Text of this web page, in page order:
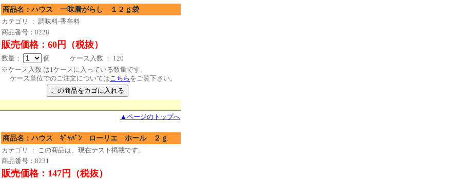
商品名：ハウス 一味唐がらし １２ｇ袋
カテゴリ ： 調味料-香辛料
商品番号：8228
販売価格：60円（税抜）
数量：
個 ケース入数 ： 120
※ケース入数 は1ケースに入っている数量です。
ケース単位でのご注文についてはこちら をご覧下さい。
▲ページのトップへ
商品名：ハウス ｷﾞｬﾊﾞﾝ ローリエ ホール ２ｇ
カテゴリ ： この商品は、現在テスト掲載です。
商品番号：8231
販売価格：147円（税抜）